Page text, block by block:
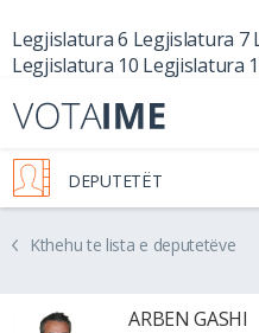
Legjislatura 6 Legjislatura 7
Legjislatura 10 Legjislatura
DEPUTETËT
Kthehu te lista e deputetëve
ARBEN GASHI